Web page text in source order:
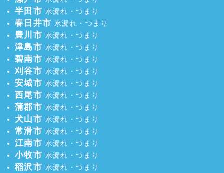
半田市 水漏れ・つまり
春日井市 水漏れ・つまり
豊川市 水漏れ・つまり
津島市 水漏れ・つまり
碧南市 水漏れ・つまり
刈谷市 水漏れ・つまり
安城市 水漏れ・つまり
西尾市 水漏れ・つまり
蒲郡市 水漏れ・つまり
犬山市 水漏れ・つまり
常滑市 水漏れ・つまり
江南市 水漏れ・つまり
小牧市 水漏れ・つまり
稲沢市 水漏れ・つまり